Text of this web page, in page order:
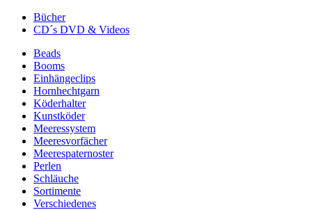
Bücher
CD´s DVD & Videos
Beads
Booms
Einhängeclips
Hornhechtgarn
Köderhalter
Kunstköder
Meeressystem
Meeresvorfächer
Meerespaternoster
Perlen
Schläuche
Sortimente
Verschiedenes